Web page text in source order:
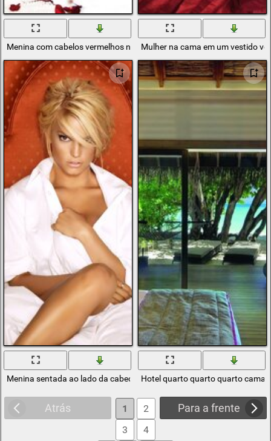
Menina com cabelos vermelhos na camaMulher na cama em um vestido
Menina sentada ao lado da cabeceira da cama vermelha
Hotel quarto quarto quarto cama
Atrás Para a frente
1
2
3
4